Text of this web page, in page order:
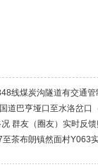
线煤炭沟隧道有交通管
道巴亨垭口至水洛岔口
群友（圈友）实时反
茶布朗镇然面村Y063